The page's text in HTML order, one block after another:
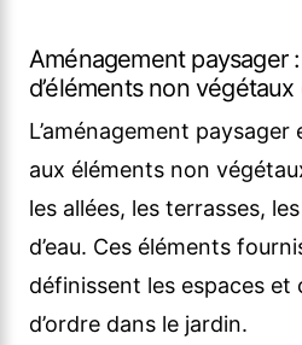
Aménagement paysager
d’éléments non
L’aménagement
aux éléments non
les allées, les terrasses,
d’eau. Ces éléments
définissent les espaces
d’ordre dans le jardin.